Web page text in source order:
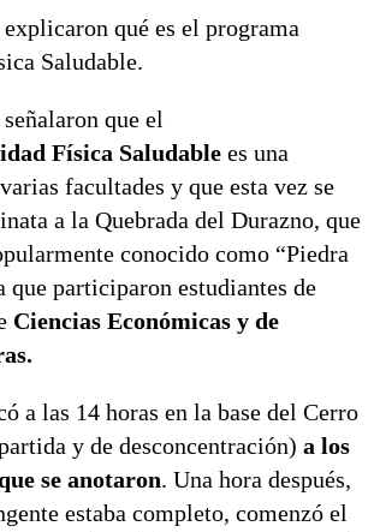
qué es el programa
Saludable.
que el
Física Saludable es una
facultades y que esta vez se
a la Quebrada del Durazno, que
conocido como “Piedra
que participaron estudiantes de
Ciencias Económicas y de
a las 14 horas en la base del Cerro
y de desconcentración) a los
se anotaron. Una hora después,
estaba completo, comenzó el